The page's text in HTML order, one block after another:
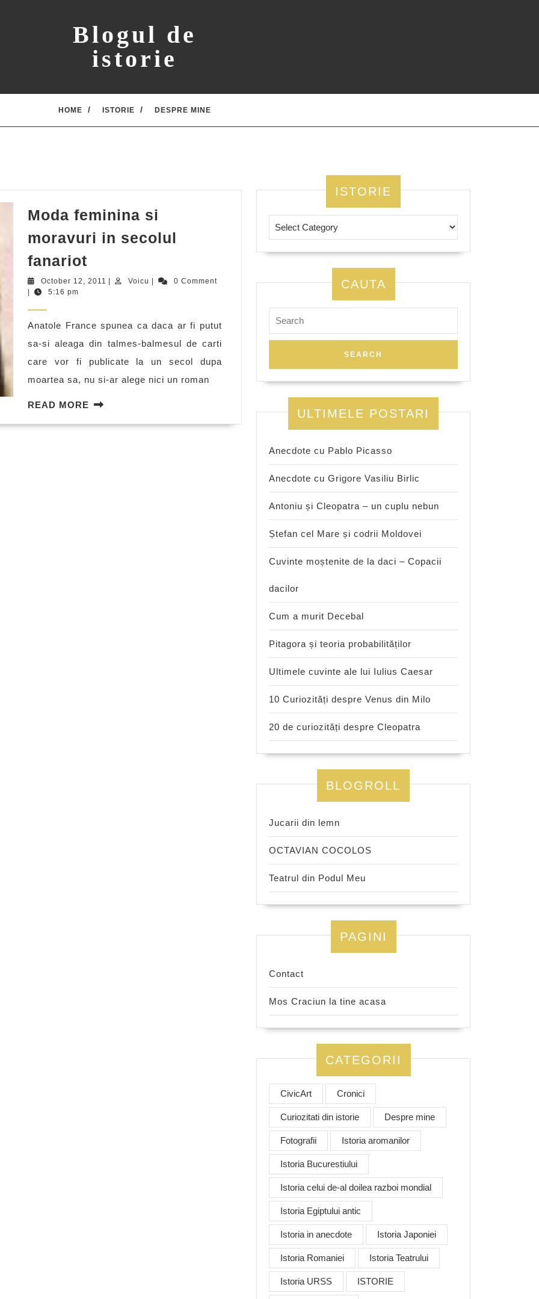
Blogul de
istorie
HOME ISTORIE DESPRE MINE
Moda feminina si
moravuri in secolul
fanariot
feminina
in
secolul
fanariot
October 12, 2011 OctoberVoicu Voicu
0 Comment
5:16 pm
Anatole France spunea ca daca ar fi putut
sa-si aleaga din talmes-balmesul de carti
care vor fi publicate la un secol dupa
moartea sa, nu si-ar alege nici un roman
READ MORE READ
ISTORIE
CAUTA
for:
ULTIMELE POSTARI
Anecdote cu Pablo Picasso
Anecdote cu Grigore Vasiliu Birlic
Antoniu și Cleopatra – un cuplu nebun
Ștefan cel Mare și codrii Moldovei
Cuvinte moștenite de la daci – Copacii
dacilor
Cum a murit Decebal
Pitagora și teoria probabilităților
Ultimele cuvinte ale lui Iulius Caesar
10 Curiozități despre Venus din Milo
20 de curiozități despre Cleopatra
BLOGROLL
Jucarii din lemn
OCTAVIAN COCOLOS
Teatrul din Podul Meu
PAGINI
Contact
Mos Craciun la tine acasa
CATEGORII
CivicArt Cronici
Curiozitati din istorie Despre mine
Fotografii Istoria aromanilor
Istoria Bucurestiului
Istoria celui de-al doilea razboi mondial
Istoria Egiptului antic
Istoria in anecdote Istoria Japoniei
Istoria Romaniei Istoria Teatrului
Istoria URSS ISTORIE